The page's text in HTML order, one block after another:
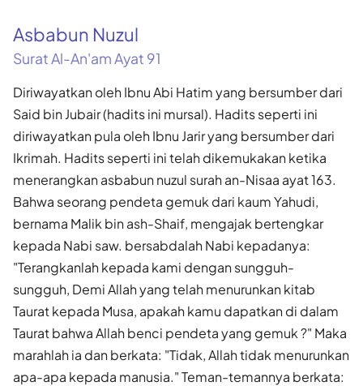
Asbabun Nuzul
Surat Al-An'am Ayat 91
Diriwayatkan oleh Ibnu Abi Hatim yang bersumber dari
Said bin Jubair (hadits ini mursal). Hadits seperti ini
diriwayatkan pula oleh Ibnu Jarir yang bersumber dari
Ikrimah. Hadits seperti ini telah dikemukakan ketika
menerangkan asbabun nuzul surah an-Nisaa ayat 163.
Bahwa seorang pendeta gemuk dari kaum Yahudi,
bernama Malik bin ash-Shaif, mengajak bertengkar
kepada Nabi saw. bersabdalah Nabi kepadanya:
"Terangkanlah kepada kami dengan sungguh-
sungguh, Demi Allah yang telah menurunkan kitab
Taurat kepada Musa, apakah kamu dapatkan di dalam
Taurat bahwa Allah benci pendeta yang gemuk ?" Maka
marahlah ia dan berkata: "Tidak, Allah tidak menurunkan
apa-apa kepada manusia." Teman-temannya berkata: